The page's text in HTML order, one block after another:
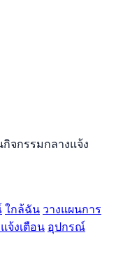
จกรรมกลางแจ้ง
ใกล้ฉัน วางแผนการ
จ้งเตือน อุปกรณ์